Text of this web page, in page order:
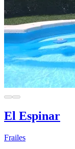
El Espinar
Frailes